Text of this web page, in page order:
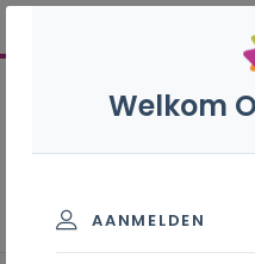
graad
Welkom
AANMELDEN